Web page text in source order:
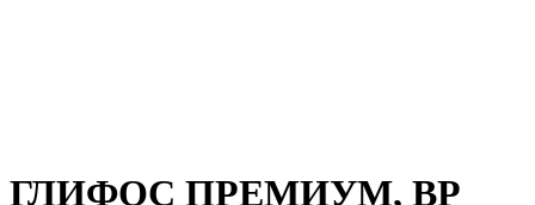
ГЛИФОС ПРЕМИУМ, ВР